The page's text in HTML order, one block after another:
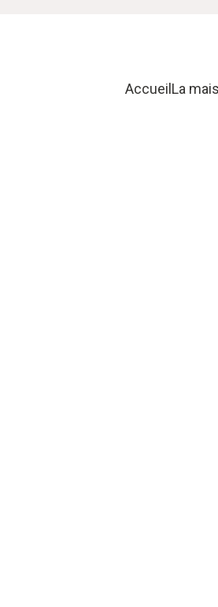
Accueil La